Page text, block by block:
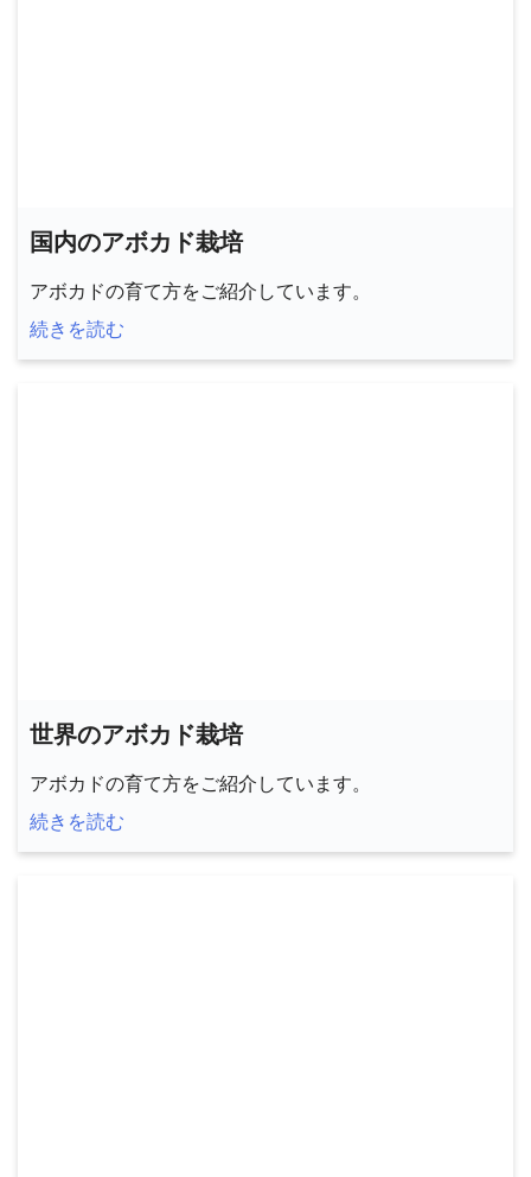
国内のアボカド栽培
アボカドの育て方をご紹介しています。
続きを読む
世界のアボカド栽培
アボカドの育て方をご紹介しています。
続きを読む